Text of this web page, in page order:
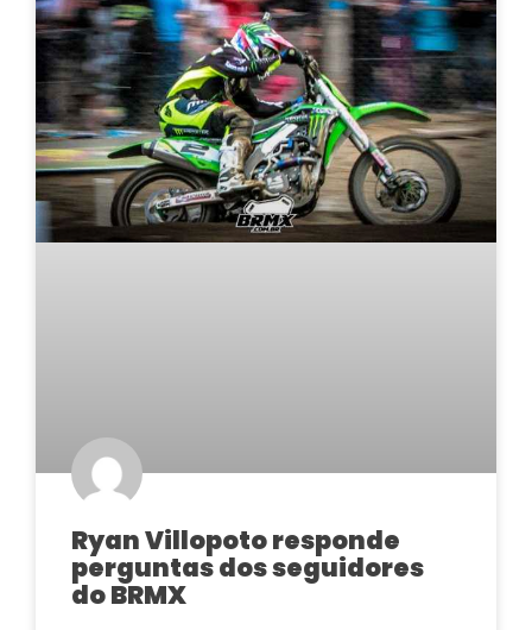
Ryan Villopoto responde
perguntas dos seguidores
do BRMX